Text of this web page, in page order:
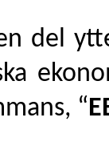
del
“